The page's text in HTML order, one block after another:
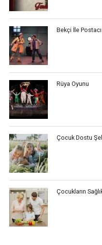
Bekçi İle Postacı
Rüya Oyunu
Çocuk Dostu
Çocukların